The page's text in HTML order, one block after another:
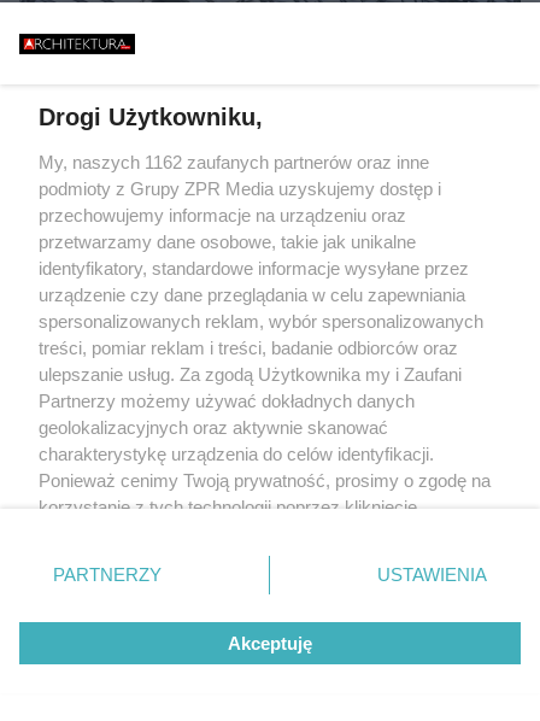
Autor: Archiwum Architektury
Osłony akustyczne przy osiedlu Bródno w Warszawie. Projekt: Foroom,
Transprojekt Warszawa. Fot. Marcin Czechowicz
Dla pojazdów
Zwykli ludzie przekraczają drogi szybkiego ruchu
po mostach, kładkach i wiaduktach. Wśród nich
popularnością cieszy się podwieszany most pod
łukowa konstrukcja ze stalowych rur pomalowana
jest we wszystkie kolory tęczy. Sporo ostatnio
budowanych wiaduktów wykorzystuje
nowoczesne technologie mostowe zwane z
Drogi Użytkowniku,
My, naszych 1162 zaufanych partnerów oraz inne
podmioty z Grupy ZPR Media uzyskujemy dostęp i
przechowujemy informacje na urządzeniu oraz
przetwarzamy dane osobowe, takie jak unikalne
identyfikatory, standardowe informacje wysyłane przez
urządzenie czy dane przeglądania w celu zapewniania
spersonalizowanych reklam, wybór spersonalizowanych
treści, pomiar reklam i treści, badanie odbiorców oraz
ulepszanie usług. Za zgodą Użytkownika my i Zaufani
Partnerzy możemy używać dokładnych danych
geolokalizacyjnych oraz aktywnie skanować
charakterystykę urządzenia do celów identyfikacji.
Ponieważ cenimy Twoją prywatność, prosimy o zgodę na
korzystanie z tych technologii poprzez kliknięcie
zmienić/wycofać klikając przycisk ustawień prywatności
znajdujący się w lewym dolnym rogu strony
rodzaje przetwarzania danych nie wymagają zgody
użytkownika, ale masz prawo sprzeciwić się takiemu
przetwarzaniu. Preferencje będą miały zastosowanie tylko
PARTNERZY USTAWIENIA
Akceptuję